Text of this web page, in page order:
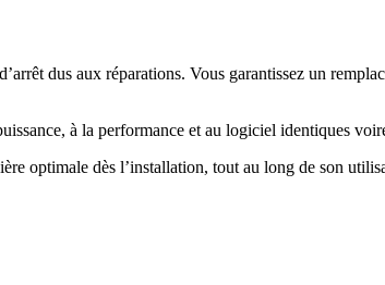
dus aux réparations. Vous garantissez un
à la performance et au logiciel identiques
optimale dès l’installation, tout au long de son